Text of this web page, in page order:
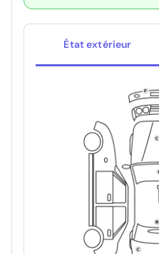
État extérieur